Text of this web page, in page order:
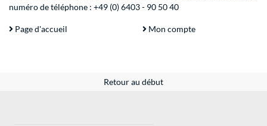
numéro de téléphone : +49 (0) 6403 - 90 50 40
Page d'accueil Mon compte
Retour au début